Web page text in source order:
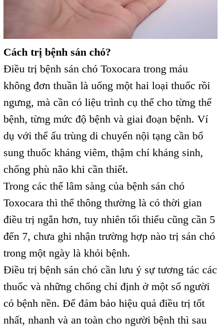
Cách trị bệnh sán chó?
Điều trị bệnh sán chó Toxocara trong máu
không đơn thuần là uống một hai loại thuốc rồi
ngưng, mà cần có liệu trình cụ thể cho từng thể
bệnh, từng mức độ bệnh và giai đoạn bệnh. Ví
dụ với thể ấu trùng di chuyển nội tạng cần bổ
sung thuốc kháng viêm, thậm chí kháng sinh,
chống phù não khi cần thiết.
Trong các thể lâm sàng của bệnh sán chó
Toxocara thì thể thông thường là có thời gian
điều trị ngắn hơn, tuy nhiên tối thiểu cũng cần 5
đến 7, chưa ghi nhận trường hợp nào trị sán chó
trong một ngày là khỏi bệnh.
Điều trị bệnh sán chó cần lưu ý sự tương tác các
thuốc và những chống chỉ định ở một số người
có bệnh nền. Để đảm bảo hiệu quả điều trị tốt
nhất, nhanh và an toàn cho người bệnh thì sau